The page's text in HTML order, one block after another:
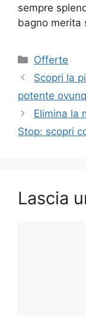
sempre
bagno merita
Categorie
Offerte
Scopri la
potente
Elimina la
Stop: scopri
Lascia